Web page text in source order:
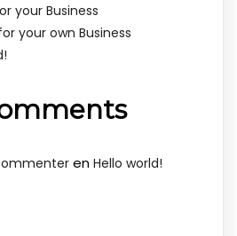
your Business
your own Business
en Hello world!